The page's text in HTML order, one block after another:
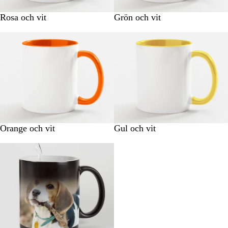
Rosa och vit Grön och vit
Orange och vit Gul och vit